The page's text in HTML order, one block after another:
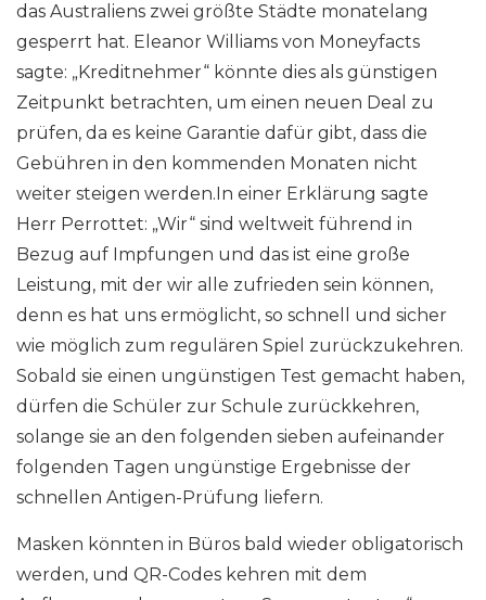
das Australiens zwei größte Städte monatelang
gesperrt hat. Eleanor Williams von Moneyfacts
sagte: „Kreditnehmer“ könnte dies als günstigen
Zeitpunkt betrachten, um einen neuen Deal zu
prüfen, da es keine Garantie dafür gibt, dass die
Gebühren in den kommenden Monaten nicht
weiter steigen werden.In einer Erklärung sagte
Herr Perrottet: „Wir“ sind weltweit führend in
Bezug auf Impfungen und das ist eine große
Leistung, mit der wir alle zufrieden sein können,
denn es hat uns ermöglicht, so schnell und sicher
wie möglich zum regulären Spiel zurückzukehren.
Sobald sie einen ungünstigen Test gemacht haben,
dürfen die Schüler zur Schule zurückkehren,
solange sie an den folgenden sieben aufeinander
folgenden Tagen ungünstige Ergebnisse der
schnellen Antigen-Prüfung liefern.
Masken könnten in Büros bald wieder obligatorisch
werden, und QR-Codes kehren mit dem